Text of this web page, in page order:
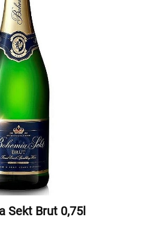
Sekt Brut 0,75l